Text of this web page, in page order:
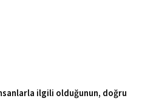
ilgili olduğunun, doğru